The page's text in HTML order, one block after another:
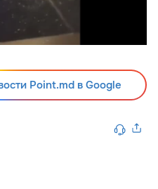
Point.md в Google